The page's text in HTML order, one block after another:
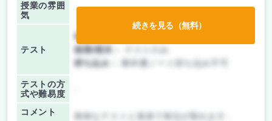
授業の雰囲
気
テスト
前期/中間：
後期/期末：
持ち込み：
教科書ノート持ち込み不可
テストの方
式や難易度
コメント
続きを見る（無料）